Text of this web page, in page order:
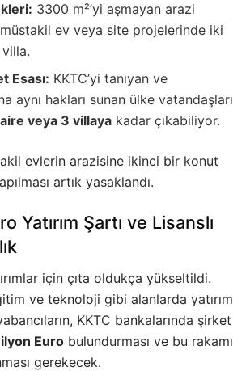
3300 m²’yi aşmayan arazi
ev veya site projelerinde iki
Esası: KKTC’yi tanıyan ve
aynı hakları sunan ülke vatandaşları
veya 3 villaya kadar çıkabiliyor.
evlerin arazisine ikinci bir konut
artık yasaklandı.
Yatırım Şartı ve Lisanslı
için çıta oldukça yükseltildi.
ve teknoloji gibi alanlarda yatırım
KKTC bankalarında şirket
Euro bulundurması ve bu rakamı
gerekecek.